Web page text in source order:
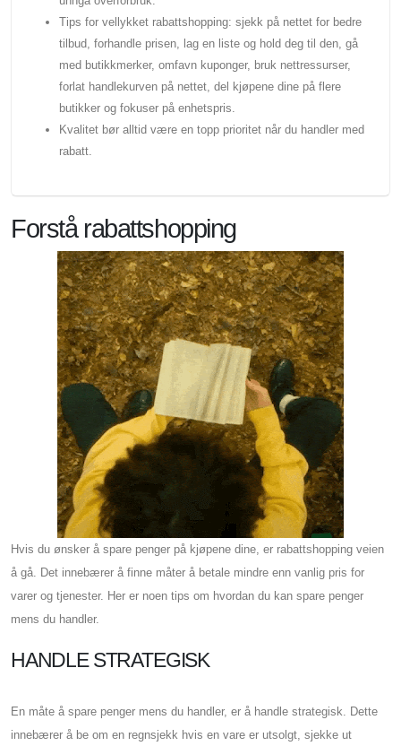
Tips for vellykket rabattshopping: sjekk på nettet for bedre
tilbud, forhandle prisen, lag en liste og hold deg til den, gå
med butikkmerker, omfavn kuponger, bruk nettressurser,
forlat handlekurven på nettet, del kjøpene dine på flere
butikker og fokuser på enhetspris.
Kvalitet bør alltid være en topp prioritet når du handler med
rabatt.
Forstå rabattshopping
Hvis du ønsker å spare penger på kjøpene dine, er rabattshopping veien
å gå. Det innebærer å finne måter å betale mindre enn vanlig pris for
varer og tjenester. Her er noen tips om hvordan du kan spare penger
mens du handler.
HANDLE STRATEGISK
En måte å spare penger mens du handler, er å handle strategisk. Dette
innebærer å be om en regnsjekk hvis en vare er utsolgt, sjekke ut